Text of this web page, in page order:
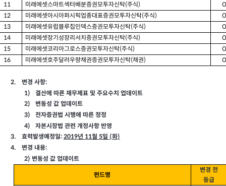
11
미래에셋스마트섹터배분증권모투자신탁(주식)
12
미래에셋아시아퍼시픽업종대표증권모투자신탁(주식)
13
미래에셋유럽블루칩인덱스증권모투자신탁(주식)
14
미래에셋장기성장리서치증권모투자신탁(주식)
15
미래에셋코리아그로스증권모투자신탁(주식)
16
미래에셋호주달러우량채권증권모투자신탁(채권)
2. 변경 사항:
1)
결산에 따른 재무제표 및 주요수치 업데이트
2)
변동성 값 업데이트
3)
전자증권법 시행에 따른 정정
4)
자본시장법 관련 개정사항 반영
3.
효력발생예정일: 2019년 11월 5일 (화)
4.
변경 내용:
2) 변동성 값 업데이트
펀드명
변경 전
등급